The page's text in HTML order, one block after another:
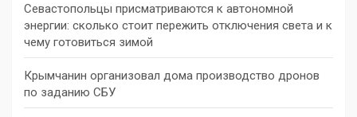
Севастопольцы присматриваются к автономной
энергии: сколько стоит пережить отключения света и к
чему готовиться зимой
Крымчанин организовал дома производство дронов
по заданию СБУ